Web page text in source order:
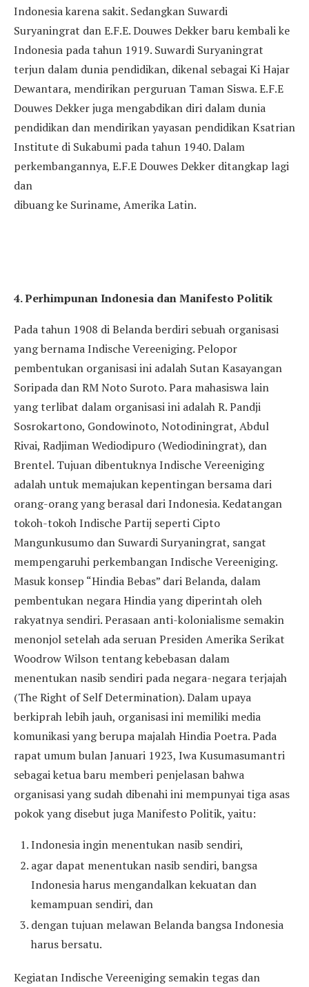
Indonesia karena sakit. Sedangkan Suwardi
Suryaningrat dan E.F.E. Douwes Dekker baru kembali ke
Indonesia pada tahun 1919. Suwardi Suryaningrat
terjun dalam dunia pendidikan, dikenal sebagai Ki Hajar
Dewantara, mendirikan perguruan Taman Siswa. E.F.E
Douwes Dekker juga mengabdikan diri dalam dunia
pendidikan dan mendirikan yayasan pendidikan Ksatrian
Institute di Sukabumi pada tahun 1940. Dalam
perkembangannya, E.F.E Douwes Dekker ditangkap lagi
dan
dibuang ke Suriname, Amerika Latin.
4. Perhimpunan Indonesia dan Manifesto Politik
Pada tahun 1908 di Belanda berdiri sebuah organisasi
yang bernama Indische Vereeniging. Pelopor
pembentukan organisasi ini adalah Sutan Kasayangan
Soripada dan RM Noto Suroto. Para mahasiswa lain
yang terlibat dalam organisasi ini adalah R. Pandji
Sosrokartono, Gondowinoto, Notodiningrat, Abdul
Rivai, Radjiman Wediodipuro (Wediodiningrat), dan
Brentel. Tujuan dibentuknya Indische Vereeniging
adalah untuk memajukan kepentingan bersama dari
orang-orang yang berasal dari Indonesia. Kedatangan
tokoh-tokoh Indische Partij seperti Cipto
Mangunkusumo dan Suwardi Suryaningrat, sangat
mempengaruhi perkembangan Indische Vereeniging.
Masuk konsep “Hindia Bebas” dari Belanda, dalam
pembentukan negara Hindia yang diperintah oleh
rakyatnya sendiri. Perasaan anti-kolonialisme semakin
menonjol setelah ada seruan Presiden Amerika Serikat
Woodrow Wilson tentang kebebasan dalam
menentukan nasib sendiri pada negara-negara terjajah
(The Right of Self Determination). Dalam upaya
berkiprah lebih jauh, organisasi ini memiliki media
komunikasi yang berupa majalah Hindia Poetra. Pada
rapat umum bulan Januari 1923, Iwa Kusumasumantri
sebagai ketua baru memberi penjelasan bahwa
organisasi yang sudah dibenahi ini mempunyai tiga asas
pokok yang disebut juga Manifesto Politik, yaitu:
Indonesia ingin menentukan nasib sendiri,
agar dapat menentukan nasib sendiri, bangsa
Indonesia harus mengandalkan kekuatan dan
kemampuan sendiri, dan
dengan tujuan melawan Belanda bangsa Indonesia
harus bersatu.
Kegiatan Indische Vereeniging semakin tegas dan